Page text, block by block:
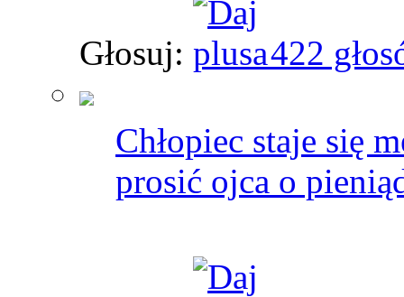
Głosuj: 422
Chłopiec staje się
prosić ojca o